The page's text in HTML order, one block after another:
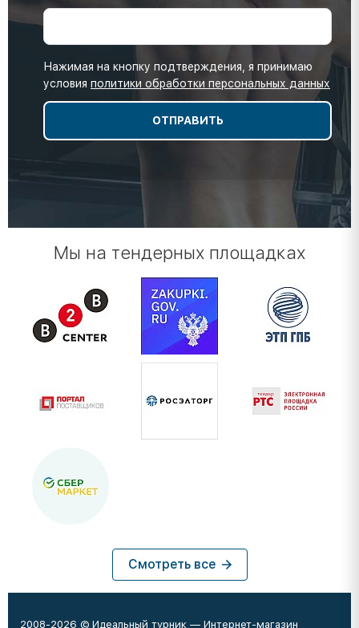
Нажимая на кнопку подтверждения, я принимаю
условия политики обработки персональных данных
Мы на тендерных площадках
Смотреть все
2008-2026 © Идеальный турник — Интернет-магазин